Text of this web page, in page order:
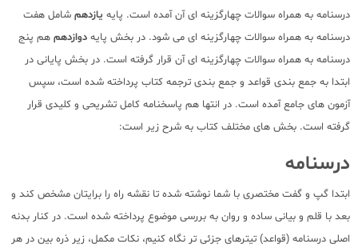
درسنامه به همراه سوالات چهارگزینه ای آن آمده است. پایه یازدهم شامل هفت
درسنامه به همراه سوالات چهارگزینه ای می شود. در بخش پایه دوازدهم هم پنج
درسنامه به همراه سوالات چهارگزینه ای آن قرار گرفته است. در بخش پایانی در
ابتدا به جمع بندی قواعد و جمع بندی ترجمه کتاب پرداخته شده است، سپس
آزمون های جامع آمده است. در انتها هم پاسخنامه کامل تشریحی و کلیدی قرار
گرفته است. بخش های مختلف کتاب به شرح زیر است:
درسنامه
ابتدا گپ و گفت مختصری با شما نوشته شده تا نقشه راه را برایتان مشخص کند و
بعد با قلم و بیانی ساده و روان به بررسی موضوع پرداخته شده است. در کنار بدنه
اصلی درسنامه (قواعد) تیترهای جزئی تر نگاه کنیم، نکات مکمل، زیر ذره بین در هر